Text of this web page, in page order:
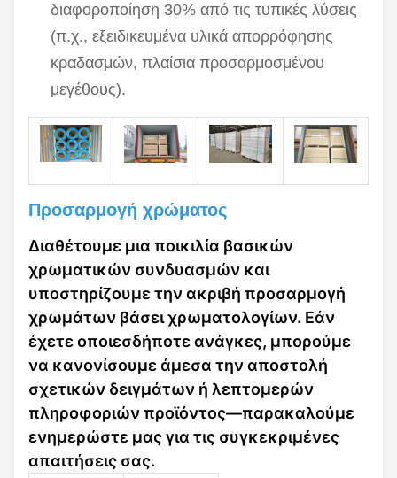
διαφοροποίηση 30% από τις τυπικές λύσεις
(π.χ., εξειδικευμένα υλικά απορρόφησης
κραδασμών, πλαίσια προσαρμοσμένου
μεγέθους).
Προσαρμογή χρώματος
Διαθέτουμε μια ποικιλία βασικών
χρωματικών συνδυασμών και
υποστηρίζουμε την ακριβή προσαρμογή
χρωμάτων βάσει χρωματολογίων. Εάν
έχετε οποιεσδήποτε ανάγκες, μπορούμε
να κανονίσουμε άμεσα την αποστολή
σχετικών δειγμάτων ή λεπτομερών
πληροφοριών προϊόντος—παρακαλούμε
ενημερώστε μας για τις συγκεκριμένες
απαιτήσεις σας.